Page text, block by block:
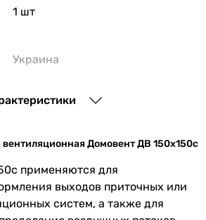
1 шт
Украина
4823016241634
сетка от насекомых
вентиляционная Домовент ДВ 150х150с
применяются для
выходов приточных или
систем, а также для